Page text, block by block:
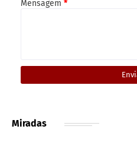
Mensagem *
Miradas